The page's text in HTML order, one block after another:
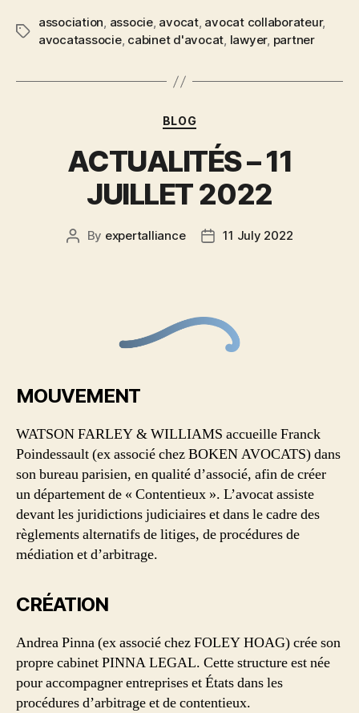
association, associe, avocat, avocat collaborateur,
avocatassocie, cabinet d'avocat, lawyer, partner
BLOG
ACTUALITÉS – 11
JUILLET 2022
By expertalliance 11 July 2022
MOUVEMENT
WATSON FARLEY & WILLIAMS accueille Franck
Poindessault (ex associé chez BOKEN AVOCATS) dans
son bureau parisien, en qualité d’associé, afin de créer
un département de « Contentieux ». L’avocat assiste
devant les juridictions judiciaires et dans le cadre des
règlements alternatifs de litiges, de procédures de
médiation et d’arbitrage.
CRÉATION
Andrea Pinna (ex associé chez FOLEY HOAG) crée son
propre cabinet PINNA LEGAL. Cette structure est née
pour accompagner entreprises et États dans les
procédures d’arbitrage et de contentieux.